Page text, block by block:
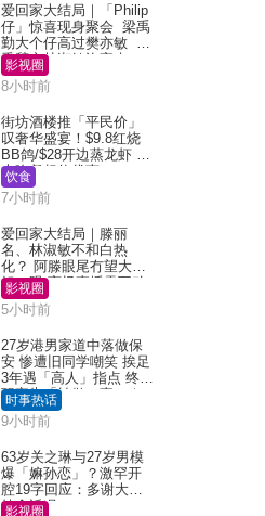
爱回家大结局｜「Philip
仔」惊喜现身聚会 梁禹
勤大个仔高过樊亦敏 超
乖黐实林淑敏许家杰
影视圈
8小时前
街坊酒楼推「平民价」
叹奢华盛宴！$9.8红烧
BB鸽/$28开边蒸龙虾 3
大晚餐超值优惠
饮食
7小时前
爱回家大结局｜滕丽
名、林淑敏不和白热
化？ 阿滕眼尾冇望大小
姐一眼 商场直播零互动
影视圈
5小时前
27岁港男家道中落做保
安 惨遭旧同学嘲笑 挨足
3年遇「高人」指点 终辞
职宣告「转做一事」｜
Juicy叮
时事热话
9小时前
63岁关之琳与27岁男模
爆「嫲孙恋」？激罕开
腔19字回应：多谢大家
挂念近况
影视圈